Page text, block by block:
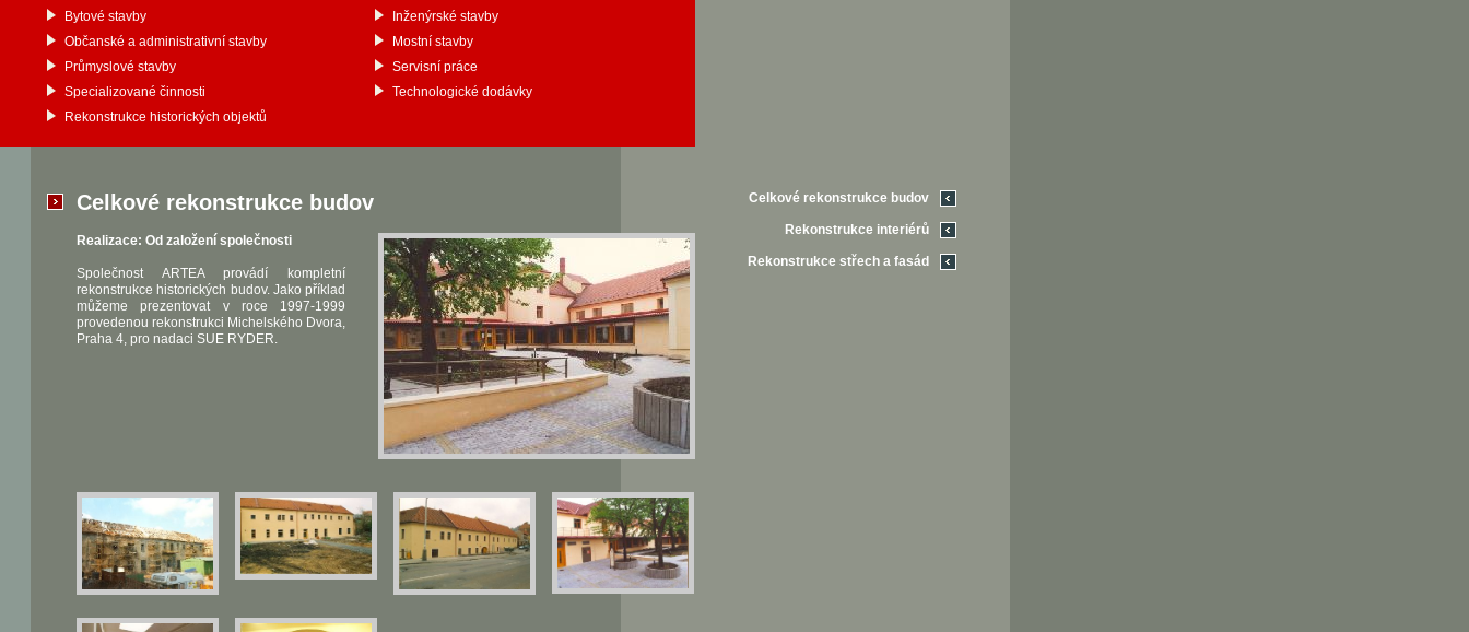
Inženýrské stavby
Mostní stavby
Servisní práce
Technologické dodávky
Bytové stavby
Občanské a administrativní stavby
Průmyslové stavby
Specializované činnosti
Rekonstrukce historických objektů
Celkové rekonstrukce budov
Realizace: Od založení společnosti
Společnost ARTEA provádí kompletní
rekonstrukce historických budov. Jako příklad
můžeme prezentovat v roce 1997-1999
provedenou rekonstrukci Michelského Dvora,
Praha 4, pro nadaci SUE RYDER.
Celkové rekonstrukce budov
Rekonstrukce interiérů
Rekonstrukce střech a fasád